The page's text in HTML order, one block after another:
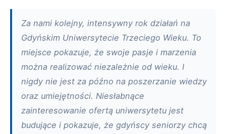
Za nami kolejny, intensywny rok działań na
Gdyńskim Uniwersytecie Trzeciego Wieku. To
miejsce pokazuje, że swoje pasje i marzenia
można realizować niezależnie od wieku. I
nigdy nie jest za późno na poszerzanie wiedzy
oraz umiejętności. Niesłabnące
zainteresowanie ofertą uniwersytetu jest
budujące i pokazuje, że gdyńscy seniorzy chcą